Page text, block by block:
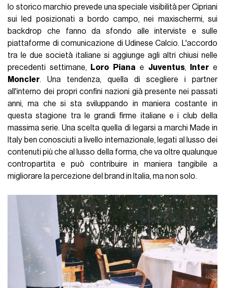
lo storico marchio prevede una speciale visibilità per Cipriani
sui led posizionati a bordo campo, nei maxischermi, sui
backdrop che fanno da sfondo alle interviste e sulle
piattaforme di comunicazione di Udinese Calcio. L'accordo
tra le due società italiane si aggiunge agli altri chiusi nelle
precedenti settimane,
Loro Piana e Juventus, Inter e
Moncler. Una tendenza, quella di scegliere i partner
all'interno dei propri confini nazioni già presente nei passati
anni, ma che si sta sviluppando in maniera costante in
questa stagione tra le grandi firme italiane e i club della
massima serie. Una scelta quella di legarsi a marchi Made in
Italy ben conosciuti a livello internazionale, legati al lusso dei
contenuti più che al lusso della forma, che va oltre qualunque
contropartita e può contribuire in maniera tangibile a
migliorare la percezione del brand in Italia, ma non solo.